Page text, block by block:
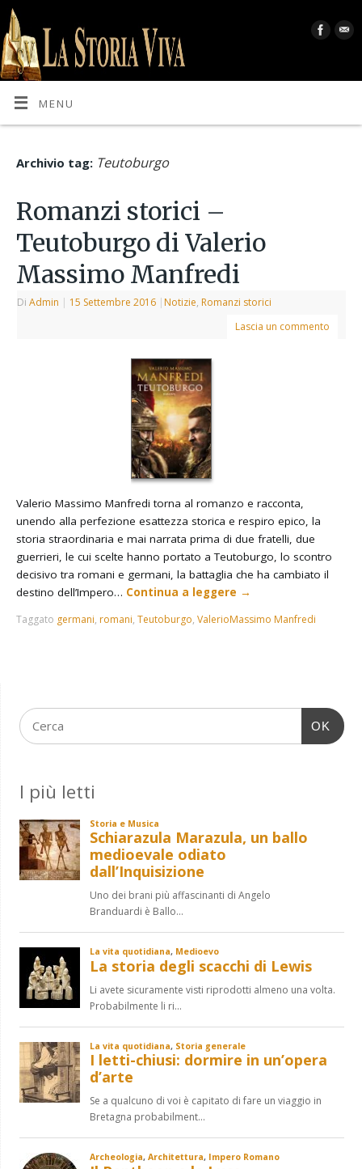
MENU
Archivio tag: Teutoburgo
Romanzi storici –
Teutoburgo di Valerio
Massimo Manfredi
DiAdmin | 15 Settembre 2016 | Notizie, Romanzi storici
Lascia un commento
Valerio Massimo Manfredi torna al romanzo e racconta,
unendo alla perfezione esattezza storica e respiro epico, la
storia straordinaria e mai narrata prima di due fratelli, due
guerrieri, le cui scelte hanno portato a Teutoburgo, lo scontro
decisivo tra romani e germani, la battaglia che ha cambiato il
destino dell’Impero… Continua a leggere →
Taggato germani, romani,Teutoburgo,ValerioMassimo Manfredi
OK
I più letti